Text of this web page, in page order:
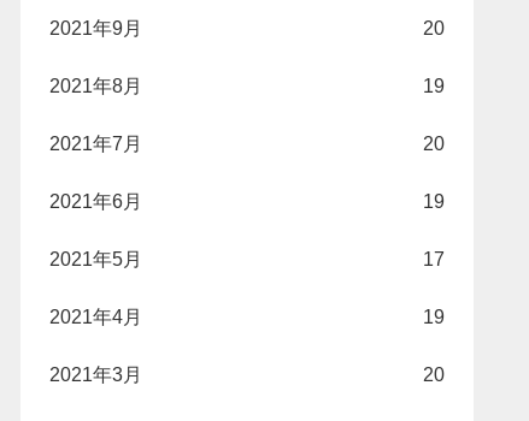
2021年9月 20
2021年8月 19
2021年7月 20
2021年6月 19
2021年5月 17
2021年4月 19
2021年3月 20